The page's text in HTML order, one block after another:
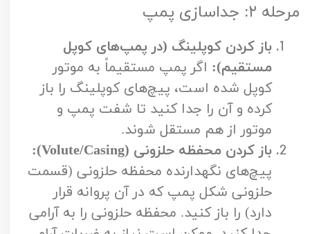
مرحله ۲: جداسازی پمپ
باز کردن کوپلینگ (در پمپ‌های کوپل
مستقیم): اگر پمپ مستقیماً به موتور
کوپل شده است، پیچ‌های کوپلینگ را باز
کرده و آن را جدا کنید تا شفت پمپ و
موتور از هم مستقل شوند.
باز کردن محفظه حلزونی (Volute/Casing):
پیچ‌های نگهدارنده محفظه حلزونی (قسمت
حلزونی شکل پمپ که در آن پروانه قرار
دارد) را باز کنید. محفظه حلزونی را به آرامی